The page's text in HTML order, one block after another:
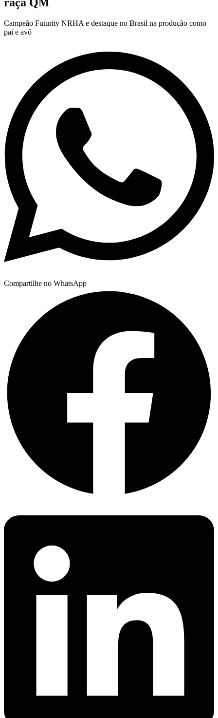
raça QM
Campeão Futurity NRHA e destaque no Brasil na produção como
pai e avô
Compartilhe no WhatsApp